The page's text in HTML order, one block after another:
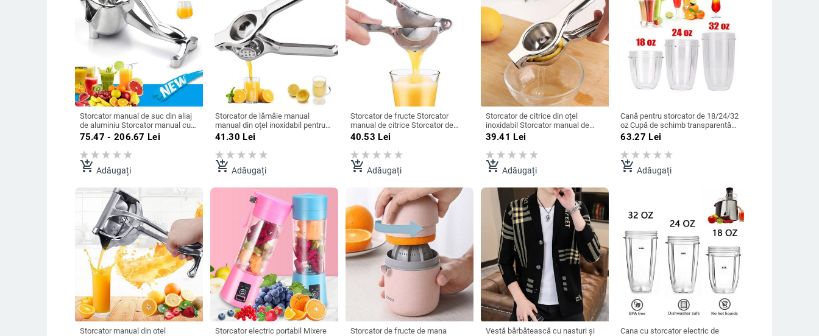
Storcator manual de suc din aliaj
de aluminiu Storcator manual cu
presiune pentru rodie, portocale,
instrument de bucatarie pentru
fructe
75.47 - 206.67 Lei
add_shopping_cart Adăugați
Storcator de lămâie manual
manual din oțel inoxidabil pentru
storcator de fructe Macine Presă
Gadgets de bucătărie Storcator de
portocale
41.30 Lei
add_shopping_cart Adăugați
Storcator de fructe Storcator
manual de citrice Storcator de
lamaie Storcator de portocale
inoxidabil Presa Suc de mana Suc
Metal Mini
40.53 Lei
add_shopping_cart Adăugați
Storcator de citrice din oțel
inoxidabil Storcator manual de
portocale Storcator manual de
lămâie Storcator de portocale Suc
Presare fructe
39.41 Lei
add_shopping_cart Adăugați
Cană pentru storcator de 18/24/32
oz Cupă de schimb transparentă
pentru piese pentru storcator
pentru extractor de suc
600W/900W
63.27 Lei
add_shopping_cart Adăugați
Storcator manual din otel
Storcator electric portabil Mixere
Storcator de fructe de mana
Vestă bărbătească cu nasturi și
Cana cu storcator electric de